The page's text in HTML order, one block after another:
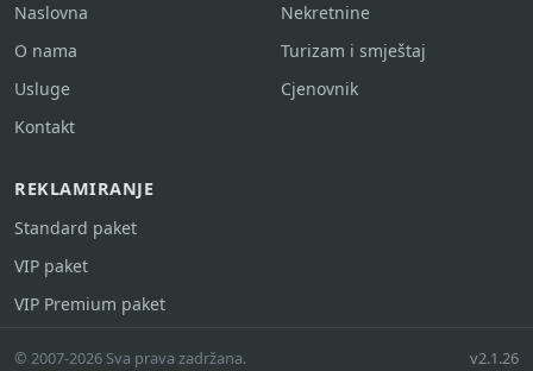
Naslovna
O nama
Usluge
Kontakt
Nekretnine
Turizam i smještaj
Cjenovnik
REKLAMIRANJE
Standard paket
VIP paket
VIP Premium paket
© 2007-2026 Sva prava zadržana. v2.1.26